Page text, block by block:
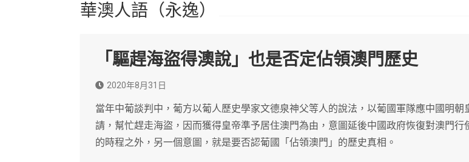
華澳人語（永逸）
「驅趕海盜得澳說」也是否定佔領澳門歷史
2020年8月31日
當年中葡談判中，葡方以葡人歷史學家文德泉神父等人的說法，以葡國軍隊應中國明朝
請，幫忙趕走海盜，因而獲得皇帝準予居住澳門為由，意圖延後中國政府恢復對澳門行
的時程之外，另一個意圖，就是要否認葡國「佔領澳門」的歷史真相。